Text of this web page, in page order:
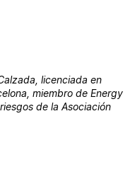
licenciada en
miembro de Energy
de la Asociación